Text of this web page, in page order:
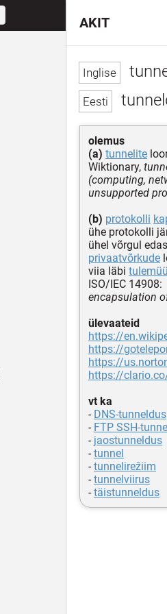
olemus
(a) tunnelite
Wiktionary,
(computing,
unsupported
(b) protokolli
ühe protokolli
ühel võrgul
privaatvõrkude
viia läbi
ISO/IEC 14908:
encapsulation
ülevaateid
https://
https://
https://
https://
vt ka
- DNS-tunneldus
- FTP SSH-
- jaostunneldus
-tunnel
-tunnelirežiim
-tunnelviirus
-täistunneldus
AKIT